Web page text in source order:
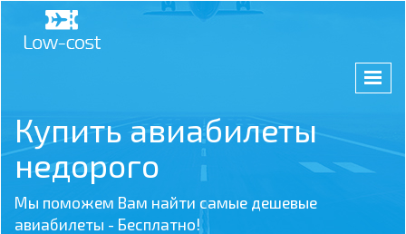
Купить авиабилеты
недорого
Мы поможем Вам найти самые дешевые
авиабилеты - Бесплатно!